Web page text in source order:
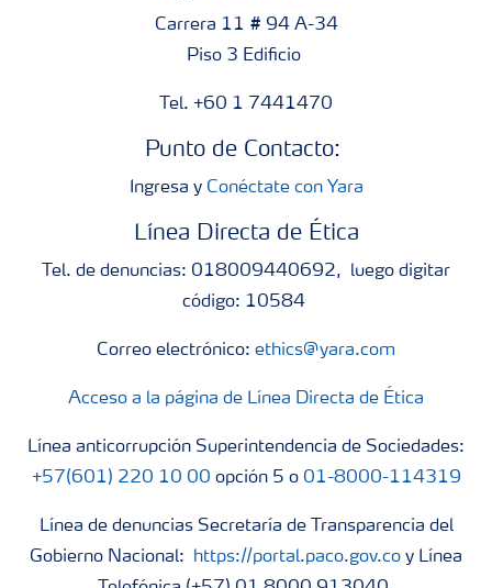
Carrera 11 # 94 A-34
Piso 3 Edificio
Tel. +60 1 7441470
Punto de Contacto:
Ingresa y Conéctate con Yara
Línea Directa de Ética
Tel. de denuncias: 018009440692, luego digitar
código: 10584
Correo electrónico: ethics@yara.com
Acceso a la página de Línea Directa de Ética
Línea anticorrupción Superintendencia de Sociedades:
+57(601) 220 10 00 opción 5 o 01-8000-114319
Línea de denuncias Secretaría de Transparencia del
Gobierno Nacional:
https://portal.paco.gov.co y Línea